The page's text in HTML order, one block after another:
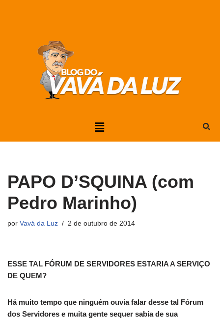
PAPO D’SQUINA (com
Pedro Marinho)
por Vavá da Luz 2 de outubro de 2014
ESSE TAL FÓRUM DE SERVIDORES ESTARIA A SERVIÇO
DE QUEM?
Há muito tempo que ninguém ouvia falar desse tal Fórum
dos Servidores e muita gente sequer sabia de sua